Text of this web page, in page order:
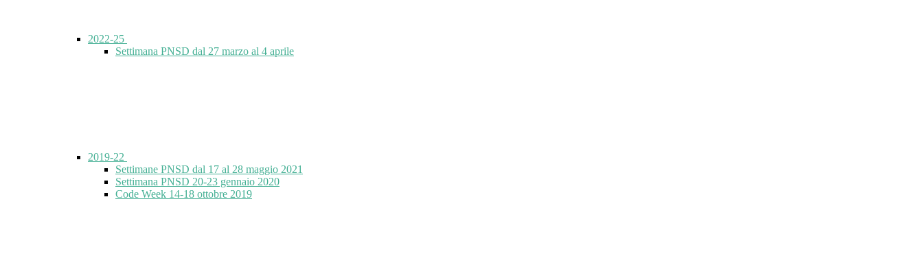
2022-25
Settimana PNSD dal 27 marzo al 4 aprile
2019-22
Settimane PNSD dal 17 al 28 maggio 2021
Settimana PNSD 20-23 gennaio 2020
Code Week 14-18 ottobre 2019